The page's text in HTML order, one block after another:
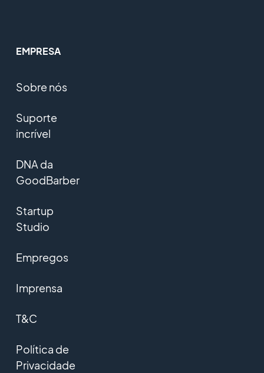
EMPRESA
Sobre nós
Suporte
incrível
DNA da
GoodBarber
Startup
Studio
Empregos
Imprensa
T&C
Política de
Privacidade